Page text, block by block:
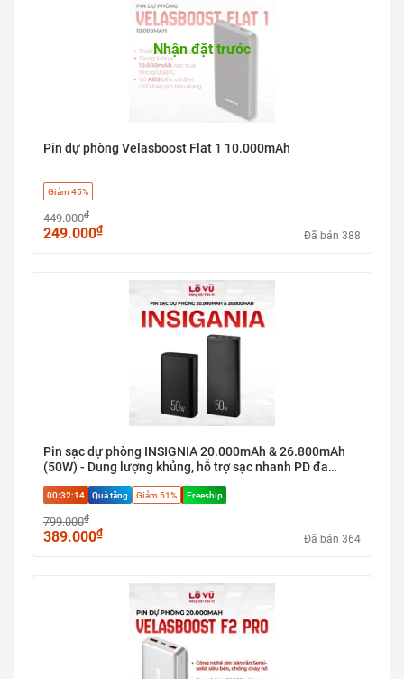
Nhận đặt trước
Pin dự phòng Velasboost Flat 1 10.000mAh
Giảm 45%
449.000₫
249.000₫ Đã bán 388
Pin sạc dự phòng INSIGNIA 20.000mAh & 26.800mAh
(50W) - Dung lượng khủng, hỗ trợ sạc nhanh PD đa
00:32:13 Quà tặng Giảm 51% Freeship
799.000₫
389.000₫ Đã bán 364